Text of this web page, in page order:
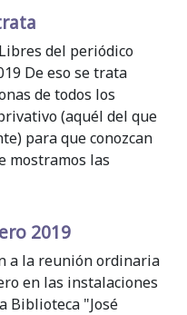
del periódico
De eso se trata
de todos los
(aquél del que
para que conozcan
mostramos las
2019
a la reunión ordinaria
en las instalaciones
Biblioteca "José